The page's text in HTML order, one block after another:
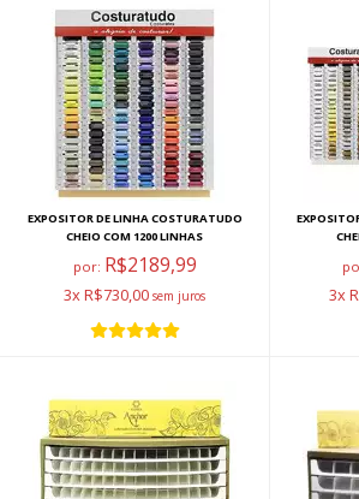
EXPOSITOR DE LINHA COSTURATUDO
CHEIO COM 1200 LINHAS
por: R$2189,99
3x R$730,00 3x